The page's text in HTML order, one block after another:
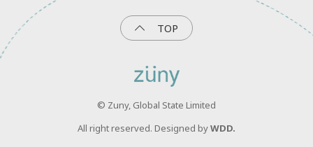
TOP
© Zuny, Global State Limited
All right reserved. Designed byWDD.